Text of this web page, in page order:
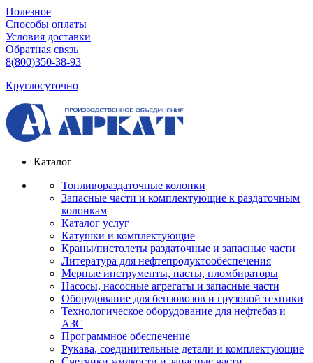
Полезное
Способы оплаты
Условия доставки
Обратная связь
8(800)350-38-93
Круглосуточно
Каталог
Топливораздаточные колонки
Запасные части и комплектующие к раздаточным
колонкам
Каталог услуг
Катушки и комплектующие
Краны/пистолеты раздаточные и запасные части
Литература для нефтепродуктообеспечения
Мерные инструменты, пасты, пломбираторы
Насосы, насосные агрегаты и запасные части
Оборудование для бензовозов и грузовой техники
Технологическое оборудование для нефтебаз и
АЗС
Программное обеспечение
Рукава, соединительные детали и комплектующие